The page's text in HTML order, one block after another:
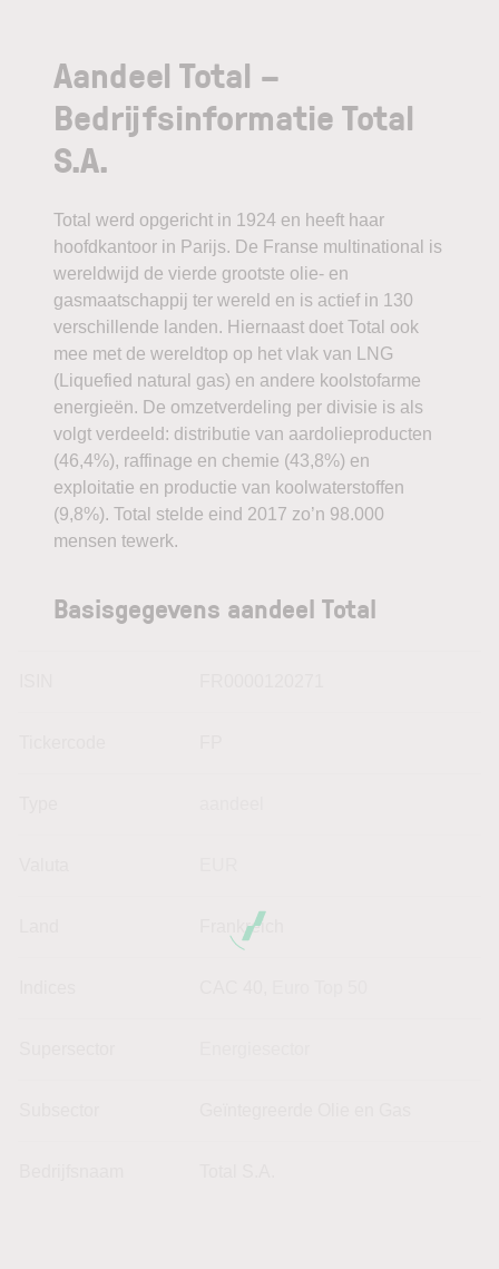
Aandeel Total –
Bedrijfsinformatie Total
S.A.
Total werd opgericht in 1924 en heeft haar
hoofdkantoor in Parijs. De Franse multinational is
wereldwijd de vierde grootste olie- en
gasmaatschappij ter wereld en is actief in 130
verschillende landen. Hiernaast doet Total ook
mee met de wereldtop op het vlak van LNG
(Liquefied natural gas) en andere koolstofarme
energieën. De omzetverdeling per divisie is als
volgt verdeeld: distributie van aardolieproducten
(46,4%), raffinage en chemie (43,8%) en
exploitatie en productie van koolwaterstoffen
(9,8%). Total stelde eind 2017 zo’n 98.000
mensen tewerk.
Basisgegevens aandeel Total
Frankreich